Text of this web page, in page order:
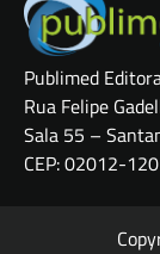
Publimed
Rua Felipe
Sala 55 –
CEP: 02012-